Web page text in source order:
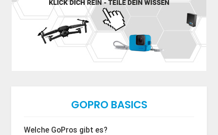
GOPRO BASICS
Welche GoPros gibt es?